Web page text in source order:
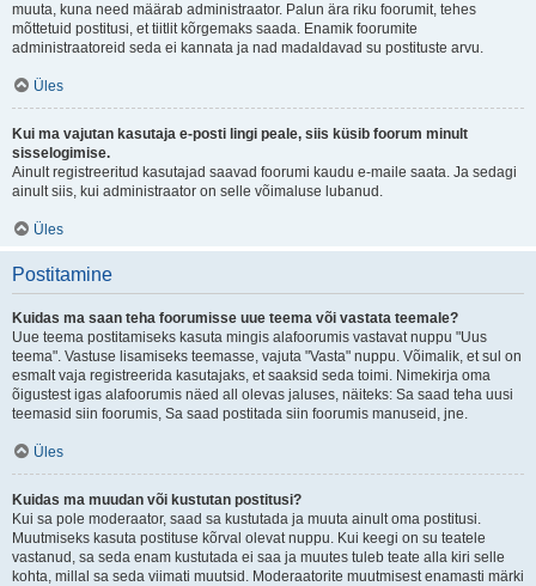
muuta, kuna need määrab administraator. Palun ära riku foorumit, tehes
mõttetuid postitusi, et tiitlit kõrgemaks saada. Enamik foorumite
administraatoreid seda ei kannata ja nad madaldavad su postituste arvu.
Üles
Kui ma vajutan kasutaja e-posti lingi peale, siis küsib foorum minult
sisselogimise.
Ainult registreeritud kasutajad saavad foorumi kaudu e-maile saata. Ja sedagi
ainult siis, kui administraator on selle võimaluse lubanud.
Üles
Postitamine
Kuidas ma saan teha foorumisse uue teema või vastata teemale?
Uue teema postitamiseks kasuta mingis alafoorumis vastavat nuppu "Uus
teema". Vastuse lisamiseks teemasse, vajuta "Vasta" nuppu. Võimalik, et sul on
esmalt vaja registreerida kasutajaks, et saaksid seda toimi. Nimekirja oma
õigustest igas alafoorumis näed all olevas jaluses, näiteks: Sa saad teha uusi
teemasid siin foorumis, Sa saad postitada siin foorumis manuseid, jne.
Üles
Kuidas ma muudan või kustutan postitusi?
Kui sa pole moderaator, saad sa kustutada ja muuta ainult oma postitusi.
Muutmiseks kasuta postituse kõrval olevat nuppu. Kui keegi on su teatele
vastanud, sa seda enam kustutada ei saa ja muutes tuleb teate alla kiri selle
kohta, millal sa seda viimati muutsid. Moderaatorite muutmisest enamasti märki